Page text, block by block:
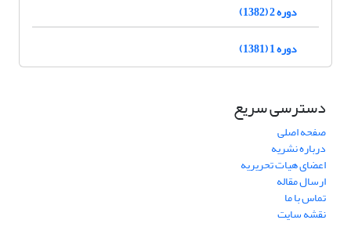
دوره 2 (1382)
دوره 1 (1381)
دسترسی سریع
صفحه اصلی
درباره نشریه
اعضای هیات تحریریه
ارسال مقاله
تماس با ما
نقشه سایت